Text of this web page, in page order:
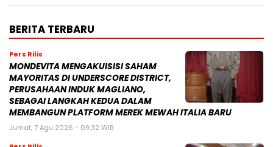
BERITA TERBARU
Pers Rilis
MONDEVITA MENGAKUISISI SAHAM
MAYORITAS DI UNDERSCORE DISTRICT,
PERUSAHAAN INDUK MAGLIANO,
SEBAGAI LANGKAH KEDUA DALAM
MEMBANGUN PLATFORM MEREK MEWAH ITALIA BARU
Jumat, 7 Agu 2026 - 09:32 WIB